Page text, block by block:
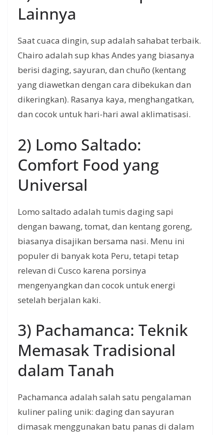
Lainnya
Saat cuaca dingin, sup adalah sahabat terbaik.
Chairo adalah sup khas Andes yang biasanya
berisi daging, sayuran, dan chuño (kentang
yang diawetkan dengan cara dibekukan dan
dikeringkan). Rasanya kaya, menghangatkan,
dan cocok untuk hari-hari awal aklimatisasi.
2) Lomo Saltado:
Comfort Food yang
Universal
Lomo saltado adalah tumis daging sapi
dengan bawang, tomat, dan kentang goreng,
biasanya disajikan bersama nasi. Menu ini
populer di banyak kota Peru, tetapi tetap
relevan di Cusco karena porsinya
mengenyangkan dan cocok untuk energi
setelah berjalan kaki.
3) Pachamanca: Teknik
Memasak Tradisional
dalam Tanah
Pachamanca adalah salah satu pengalaman
kuliner paling unik: daging dan sayuran
dimasak menggunakan batu panas di dalam